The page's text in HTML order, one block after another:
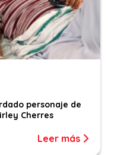
personaje de
Cherres
Leer más